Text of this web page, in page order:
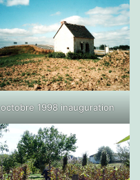
octobre 1998 inauguration